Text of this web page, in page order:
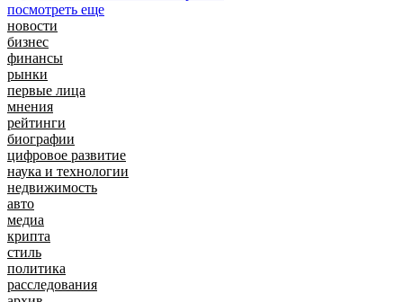
посмотреть еще
новости
бизнес
финансы
рынки
первые лица
мнения
рейтинги
биографии
цифровое развитие
наука и технологии
недвижимость
авто
медиа
крипта
стиль
политика
расследования